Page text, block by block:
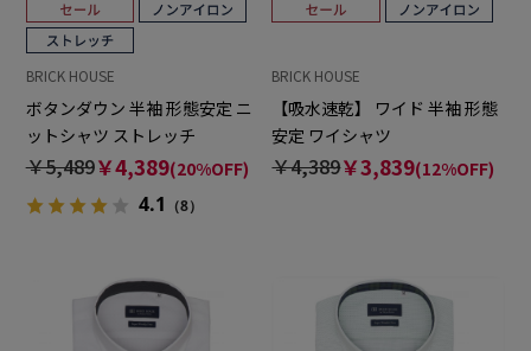
BRICK HOUSE
ボタンダウン 半袖 形態安定 ニ
ットシャツ ストレッチ
￥5,489￥4,389(20%OFF)
4.1 （8）
BRICK HOUSE
【吸水速乾】 ワイド 半袖 形態
安定 ワイシャツ
￥4,389￥3,839(12%OFF)